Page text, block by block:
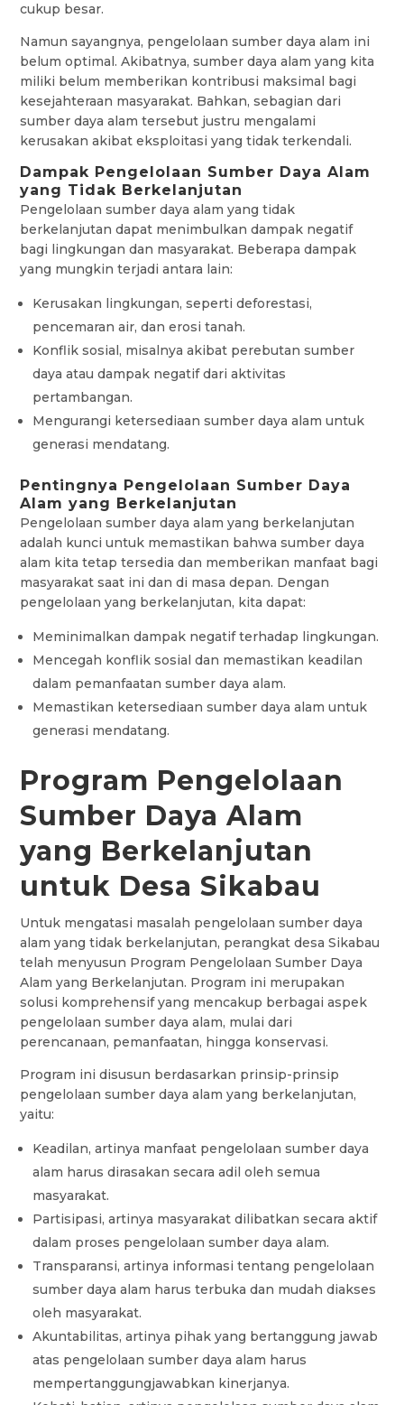
cukup besar.
Namun sayangnya, pengelolaan sumber daya alam ini
belum optimal. Akibatnya, sumber daya alam yang kita
miliki belum memberikan kontribusi maksimal bagi
kesejahteraan masyarakat. Bahkan, sebagian dari
sumber daya alam tersebut justru mengalami
kerusakan akibat eksploitasi yang tidak terkendali.
Dampak Pengelolaan Sumber Daya Alam
yang Tidak Berkelanjutan
Pengelolaan sumber daya alam yang tidak
berkelanjutan dapat menimbulkan dampak negatif
bagi lingkungan dan masyarakat. Beberapa dampak
yang mungkin terjadi antara lain:
Kerusakan lingkungan, seperti deforestasi,
pencemaran air, dan erosi tanah.
Konflik sosial, misalnya akibat perebutan sumber
daya atau dampak negatif dari aktivitas
pertambangan.
Mengurangi ketersediaan sumber daya alam untuk
generasi mendatang.
Pentingnya Pengelolaan Sumber Daya
Alam yang Berkelanjutan
Pengelolaan sumber daya alam yang berkelanjutan
adalah kunci untuk memastikan bahwa sumber daya
alam kita tetap tersedia dan memberikan manfaat bagi
masyarakat saat ini dan di masa depan. Dengan
pengelolaan yang berkelanjutan, kita dapat:
Meminimalkan dampak negatif terhadap lingkungan.
Mencegah konflik sosial dan memastikan keadilan
dalam pemanfaatan sumber daya alam.
Memastikan ketersediaan sumber daya alam untuk
generasi mendatang.
Program Pengelolaan
Sumber Daya Alam
yang Berkelanjutan
untuk Desa Sikabau
Untuk mengatasi masalah pengelolaan sumber daya
alam yang tidak berkelanjutan, perangkat desa Sikabau
telah menyusun Program Pengelolaan Sumber Daya
Alam yang Berkelanjutan. Program ini merupakan
solusi komprehensif yang mencakup berbagai aspek
pengelolaan sumber daya alam, mulai dari
perencanaan, pemanfaatan, hingga konservasi.
Program ini disusun berdasarkan prinsip-prinsip
pengelolaan sumber daya alam yang berkelanjutan,
yaitu:
Keadilan, artinya manfaat pengelolaan sumber daya
alam harus dirasakan secara adil oleh semua
masyarakat.
Partisipasi, artinya masyarakat dilibatkan secara aktif
dalam proses pengelolaan sumber daya alam.
Transparansi, artinya informasi tentang pengelolaan
sumber daya alam harus terbuka dan mudah diakses
oleh masyarakat.
Akuntabilitas, artinya pihak yang bertanggung jawab
atas pengelolaan sumber daya alam harus
mempertanggungjawabkan kinerjanya.